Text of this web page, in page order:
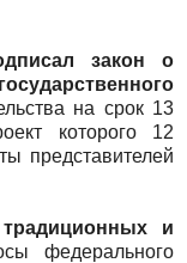
закон о
на срок 13
которого 12
представителей
и
федерального